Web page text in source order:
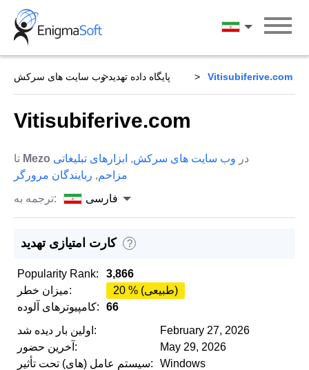
Skip
content
فارسی
پایگاه داده تهدید وب سایت های سرکش Vitisubiferive.com
Vitisubiferive.com
Mezo در وب سایت های سرکش, ابزارهای تبلیغاتی
مزاحم, ربایندگان مرورگر
ترجمه به:
فارسی
کارت امتیازی تهدید ?
Popularity Rank:
3,866
میزان خطر:
20 % (طبیعی)
کامپیوترهای آلوده:
66
اولین بار دیده شد:
February 27, 2026
آخرین حضور:
May 29, 2026
سیستم عامل (های) تحت تأثیر:
Windows